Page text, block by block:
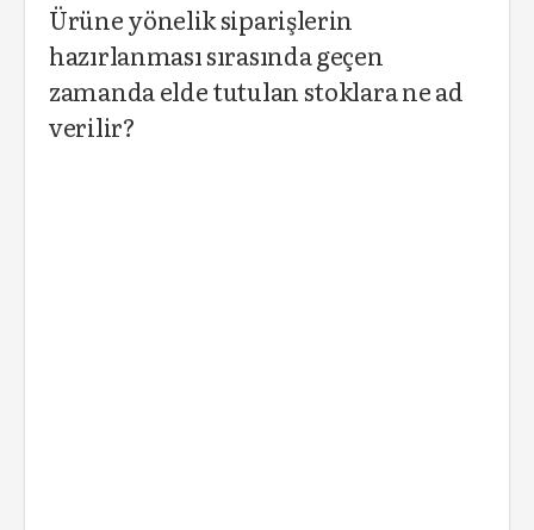
Ürüne yönelik siparişlerin
hazırlanması sırasında geçen
zamanda elde tutulan stoklara ne ad
verilir?